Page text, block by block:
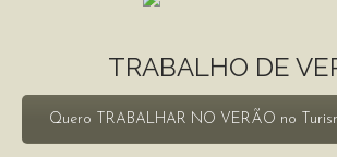
TRABALHO DE
Quero TRABALHAR NO VERÃO no